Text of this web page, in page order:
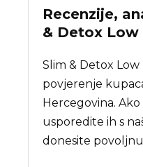
Recenzije,
& Detox Low
Slim & Detox
povjerenje
Hercegovina.
usporedite ih s
donesite